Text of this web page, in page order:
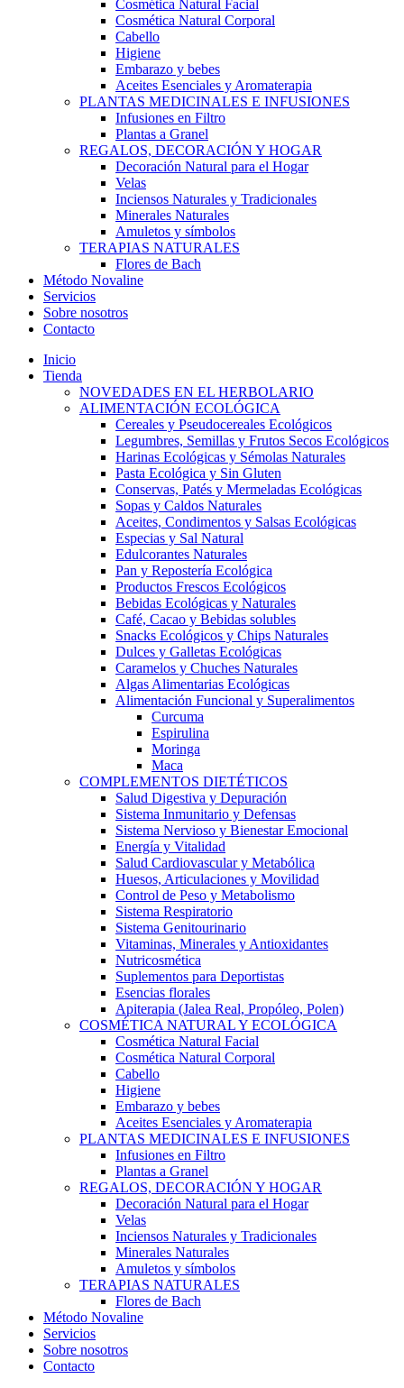
Cosmética Natural Facial
Cosmética Natural Corporal
Cabello
Higiene
Embarazo y bebes
Aceites Esenciales y Aromaterapia
PLANTAS MEDICINALES E INFUSIONES
Infusiones en Filtro
Plantas a Granel
REGALOS, DECORACIÓN Y HOGAR
Decoración Natural para el Hogar
Velas
Inciensos Naturales y Tradicionales
Minerales Naturales
Amuletos y símbolos
TERAPIAS NATURALES
Flores de Bach
Método Novaline
Servicios
Sobre nosotros
Contacto
Inicio
Tienda
NOVEDADES EN EL HERBOLARIO
ALIMENTACIÓN ECOLÓGICA
Cereales y Pseudocereales Ecológicos
Legumbres, Semillas y Frutos Secos Ecológicos
Harinas Ecológicas y Sémolas Naturales
Pasta Ecológica y Sin Gluten
Conservas, Patés y Mermeladas Ecológicas
Sopas y Caldos Naturales
Aceites, Condimentos y Salsas Ecológicas
Especias y Sal Natural
Edulcorantes Naturales
Pan y Repostería Ecológica
Productos Frescos Ecológicos
Bebidas Ecológicas y Naturales
Café, Cacao y Bebidas solubles
Snacks Ecológicos y Chips Naturales
Dulces y Galletas Ecológicas
Caramelos y Chuches Naturales
Algas Alimentarias Ecológicas
Alimentación Funcional y Superalimentos
Curcuma
Espirulina
Moringa
Maca
COMPLEMENTOS DIETÉTICOS
Salud Digestiva y Depuración
Sistema Inmunitario y Defensas
Sistema Nervioso y Bienestar Emocional
Energía y Vitalidad
Salud Cardiovascular y Metabólica
Huesos, Articulaciones y Movilidad
Control de Peso y Metabolismo
Sistema Respiratorio
Sistema Genitourinario
Vitaminas, Minerales y Antioxidantes
Nutricosmética
Suplementos para Deportistas
Esencias florales
Apiterapia (Jalea Real, Propóleo, Polen)
COSMÉTICA NATURAL Y ECOLÓGICA
Cosmética Natural Facial
Cosmética Natural Corporal
Cabello
Higiene
Embarazo y bebes
Aceites Esenciales y Aromaterapia
PLANTAS MEDICINALES E INFUSIONES
Infusiones en Filtro
Plantas a Granel
REGALOS, DECORACIÓN Y HOGAR
Decoración Natural para el Hogar
Velas
Inciensos Naturales y Tradicionales
Minerales Naturales
Amuletos y símbolos
TERAPIAS NATURALES
Flores de Bach
Método Novaline
Servicios
Sobre nosotros
Contacto